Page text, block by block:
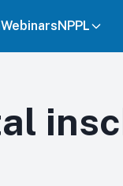
WebinarsNPPL